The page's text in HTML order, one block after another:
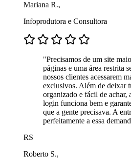
Mariana R.,
Infoprodutora e Consultora
"Precisamos de um site
páginas e uma área restrita
nossos clientes acessarem
exclusivos. Além de deixar
organizado e fácil de achar,
login funciona bem e
que a gente precisava. A
perfeitamente a essa
RS
Roberto S.,